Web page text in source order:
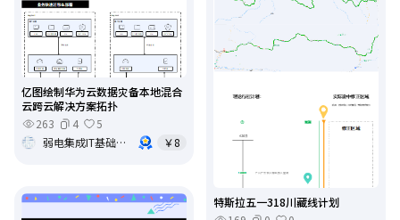
亿图绘制华为云数据灾备本地混合
云跨云解决方案拓扑
263
4
5
弱电集成IT基础架构运维
￥8
特斯拉五一318川藏线计划